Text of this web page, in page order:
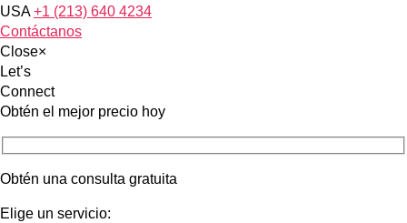
USA +1 (213) 640 4234
Contáctanos
Close×
Let’s
Connect
Obtén el mejor precio hoy
Obtén una consulta gratuita
Elige un servicio: